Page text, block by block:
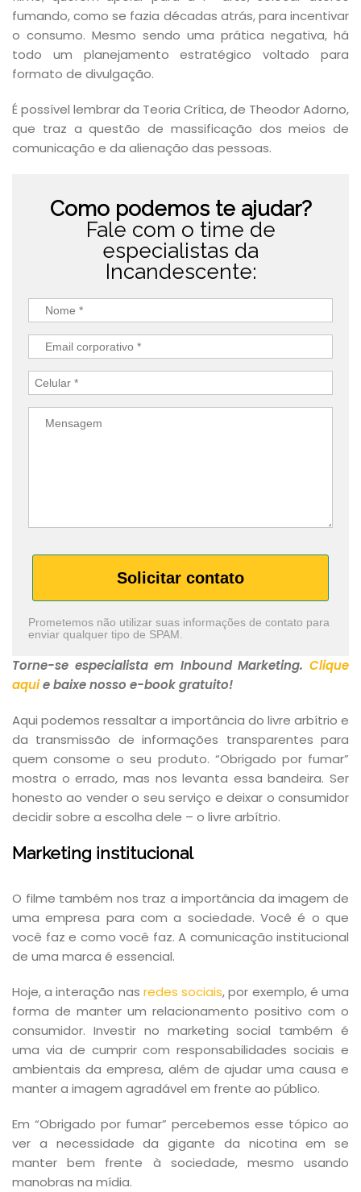
fumando, como se fazia décadas atrás, para incentivar
o consumo. Mesmo sendo uma prática negativa, há
todo um planejamento estratégico voltado para
formato de divulgação.
É possível lembrar da Teoria Crítica, de Theodor Adorno,
que traz a questão de massificação dos meios de
comunicação e da alienação das pessoas.
Como podemos te ajudar?
Fale com o time de
especialistas da
Incandescente:
Solicitar contato
Prometemos não utilizar suas informações de contato para
enviar qualquer tipo de SPAM.
Torne-se especialista em Inbound Marketing. Clique
aquie baixe nosso e-book gratuito!
Aqui podemos ressaltar a importância do livre arbítrio e
da transmissão de informações transparentes para
quem consome o seu produto. “Obrigado por fumar”
mostra o errado, mas nos levanta essa bandeira. Ser
honesto ao vender o seu serviço e deixar o consumidor
decidir sobre a escolha dele – o livre arbítrio.
Marketing institucional
O filme também nos traz a importância da imagem de
uma empresa para com a sociedade. Você é o que
você faz e como você faz. A comunicação institucional
de uma marca é essencial.
Hoje, a interação nas redes sociais, por exemplo, é uma
forma de manter um relacionamento positivo com o
consumidor. Investir no marketing social também é
uma via de cumprir com responsabilidades sociais e
ambientais da empresa, além de ajudar uma causa e
manter a imagem agradável em frente ao público.
Em “Obrigado por fumar” percebemos esse tópico ao
ver a necessidade da gigante da nicotina em se
manter bem frente à sociedade, mesmo usando
manobras na mídia.